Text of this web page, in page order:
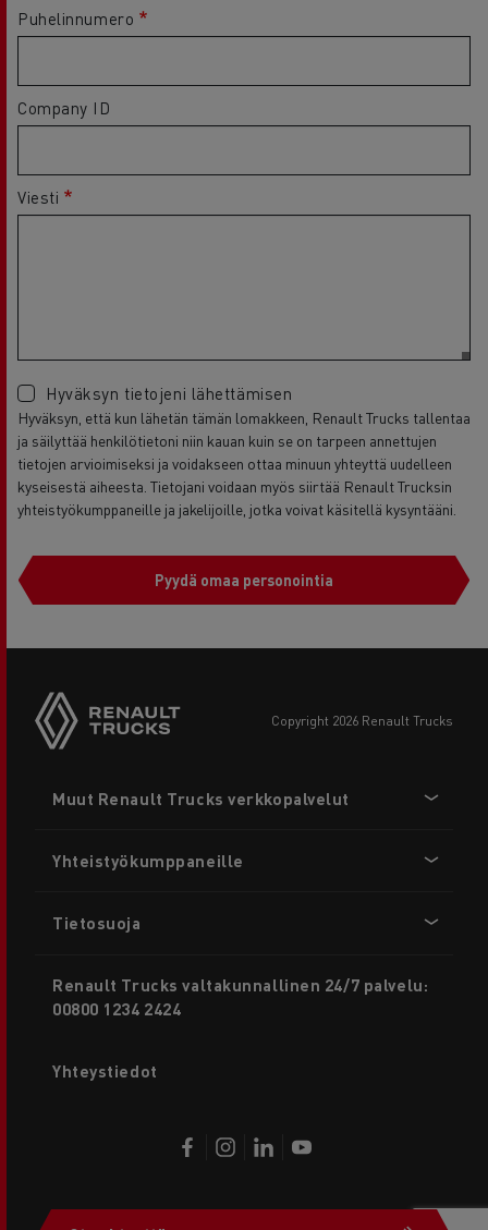
Puhelinnumero
Company ID
Viesti
Hyväksyn tietojeni lähettämisen
Hyväksyn, että kun lähetän tämän lomakkeen, Renault Trucks tallentaa
ja säilyttää henkilötietoni niin kauan kuin se on tarpeen annettujen
tietojen arvioimiseksi ja voidakseen ottaa minuun yhteyttä uudelleen
kyseisestä aiheesta. Tietojani voidaan myös siirtää Renault Trucksin
yhteistyökumppaneille ja jakelijoille, jotka voivat käsitellä kysyntääni.
Pyydä omaa personointia
copyright 2026 Renault Trucks
menu
Muut Renault Trucks verkkopalvelut
Yhteistyökumppaneille
Tietosuoja
Renault Trucks valtakunnallinen 24/7 palvelu:
00800 1234 2424
Yhteystiedot